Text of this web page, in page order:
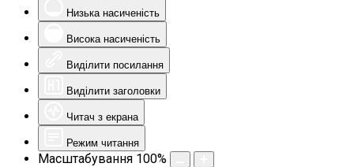
Низька насиченість
Висока насиченість
Виділити посилання
Виділити заголовки
Читач з екрана
Режим читання
Масштабування 100%